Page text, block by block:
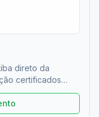
direto da
certificados
Entrega rápida